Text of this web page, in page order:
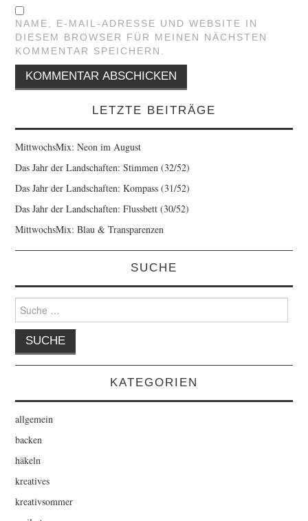
NAME, E-MAIL-ADRESSE UND WEBSITE IN
DIESEM BROWSER FÜR MEINEN NÄCHSTEN
KOMMENTAR SPEICHERN.
LETZTE BEITRÄGE
MittwochsMix: Neon im August
Das Jahr der Landschaften: Stimmen (32/52)
Das Jahr der Landschaften: Kompass (31/52)
Das Jahr der Landschaften: Flussbett (30/52)
MittwochsMix: Blau & Transparenzen
SUCHE
nach:
KATEGORIEN
allgemein
backen
häkeln
kreatives
kreativsommer